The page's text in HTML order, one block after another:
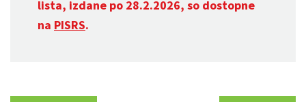
lista, izdane po 28.2.2026, so dostopne
na PISRS.